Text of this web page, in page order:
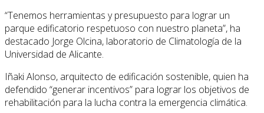
“Tenemos herramientas y presupuesto para lograr un
parque edificatorio respetuoso con nuestro planeta”, ha
destacado Jorge Olcina, laboratorio de Climatología de la
Universidad de Alicante.
Iñaki Alonso, arquitecto de edificación sostenible, quien ha
defendido “generar incentivos” para lograr los objetivos de
rehabilitación para la lucha contra la emergencia climática.